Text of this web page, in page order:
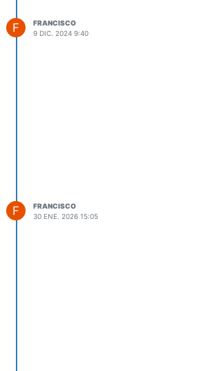
F
FRANCISCO
9 DIC. 2024 9:40
F
FRANCISCO
30 ENE. 2026 15:05